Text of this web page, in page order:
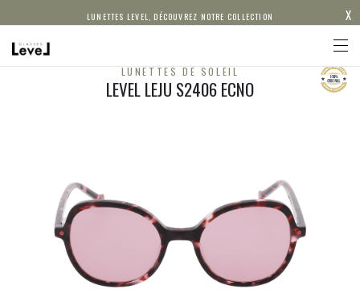
LUNETTES LEVEL, DÉCOUVREZ NOTRE COLLECTION X
LUNETTES DE SOLEIL
LEVEL LEJU S2406 ECNO